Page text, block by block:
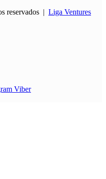
reservados | Liga Ventures
Viber